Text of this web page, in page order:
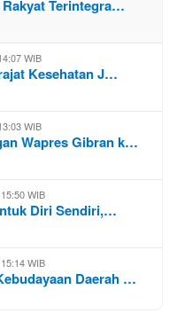
Terintegra…
WIB
Kesehatan J…
WIB
Wapres Gibran k…
WIB
Diri Sendiri,…
WIB
Daerah …